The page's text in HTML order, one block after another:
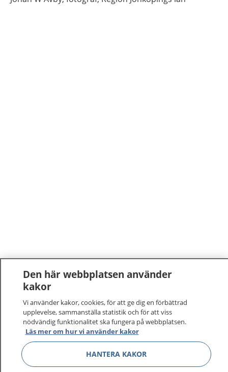
1177 –tryggt om din hälsa och vård
På 1177.se får du råd om hälsa och information om
sjukdomar och vilka mottagningar du kan kontakta.
Logga in för att läsa din journal och göra dina
vårdärenden. Ring telefonnummer 1177 för
sjukvårdsrådgivning dygnet runt.
Den här webbplatsen använder
kakor
Vi använder kakor, cookies, för att ge dig en förbättrad
upplevelse, sammanställa statistik och för att viss
nödvändig funktionalitet ska fungera på webbplatsen.
Läs mer om hur vi använder kakor
HANTERA KAKOR